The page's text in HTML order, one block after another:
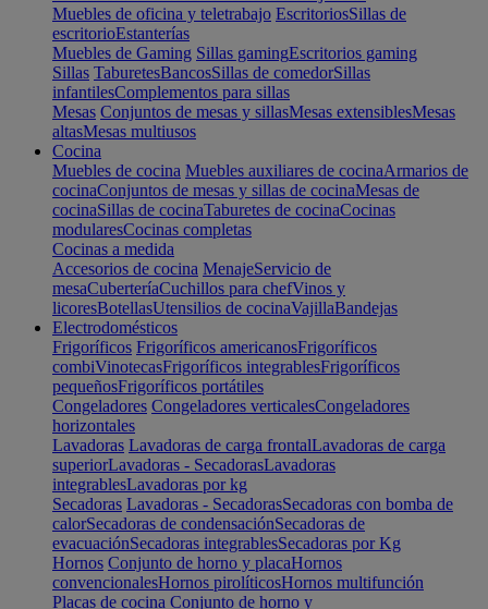
Muebles de oficina y teletrabajo EscritoriosSillas de
escritorioEstanterías
Muebles de Gaming Sillas gamingEscritorios gaming
Sillas TaburetesBancosSillas de comedorSillas
infantilesComplementos para sillas
Mesas Conjuntos de mesas y sillasMesas extensiblesMesas
altasMesas multiusos
Cocina
Muebles de cocina Muebles auxiliares de cocinaArmarios de
cocinaConjuntos de mesas y sillas de cocinaMesas de
cocinaSillas de cocinaTaburetes de cocinaCocinas
modularesCocinas completas
Cocinas a medida
Accesorios de cocina MenajeServicio de
mesaCuberteríaCuchillos para chefVinos y
licoresBotellasUtensilios de cocinaVajillaBandejas
Electrodomésticos
Frigoríficos Frigoríficos americanosFrigoríficos
combiVinotecasFrigoríficos integrablesFrigoríficos
pequeñosFrigoríficos portátiles
Congeladores Congeladores verticalesCongeladores
horizontales
Lavadoras Lavadoras de carga frontalLavadoras de carga
superiorLavadoras - SecadorasLavadoras
integrablesLavadoras por kg
Secadoras Lavadoras - SecadorasSecadoras con bomba de
calorSecadoras de condensaciónSecadoras de
evacuaciónSecadoras integrablesSecadoras por Kg
Hornos Conjunto de horno y placaHornos
convencionalesHornos pirolíticosHornos multifunción
Placas de cocina Conjunto de horno y